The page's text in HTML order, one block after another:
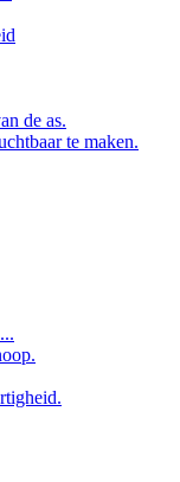
de as.
te maken.